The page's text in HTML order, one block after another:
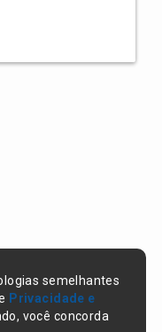
semelhantes
Privacidade e
você concorda